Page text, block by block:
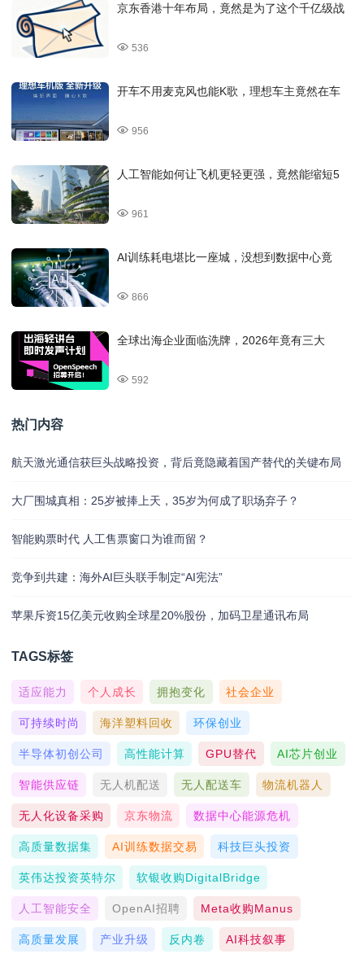
京东香港十年布局，竟然是为了这个千亿级战
536
开车不用麦克风也能K歌，理想车主竟然在车
956
人工智能如何让飞机更轻更强，竟然能缩短5
961
AI训练耗电堪比一座城，没想到数据中心竟
866
全球出海企业面临洗牌，2026年竟有三大
592
热门内容
航天激光通信获巨头战略投资，背后竟隐藏着国产替代的关键布局
大厂围城真相：25岁被捧上天，35岁为何成了职场弃子？
智能购票时代 人工售票窗口为谁而留？
竞争到共建：海外AI巨头联手制定“AI宪法”
苹果斥资15亿美元收购全球星20%股份，加码卫星通讯布局
TAGS标签
适应能力 个人成长 拥抱变化 社会企业
可持续时尚 海洋塑料回收 环保创业
半导体初创公司 高性能计算 GPU替代 AI芯片创业
智能供应链 无人机配送 无人配送车 物流机器人
无人化设备采购 京东物流 数据中心能源危机
高质量数据集 AI训练数据交易 科技巨头投资
英伟达投资英特尔 软银收购DigitalBridge
人工智能安全 OpenAI招聘 Meta收购Manus
高质量发展 产业升级 反内卷 AI科技叙事